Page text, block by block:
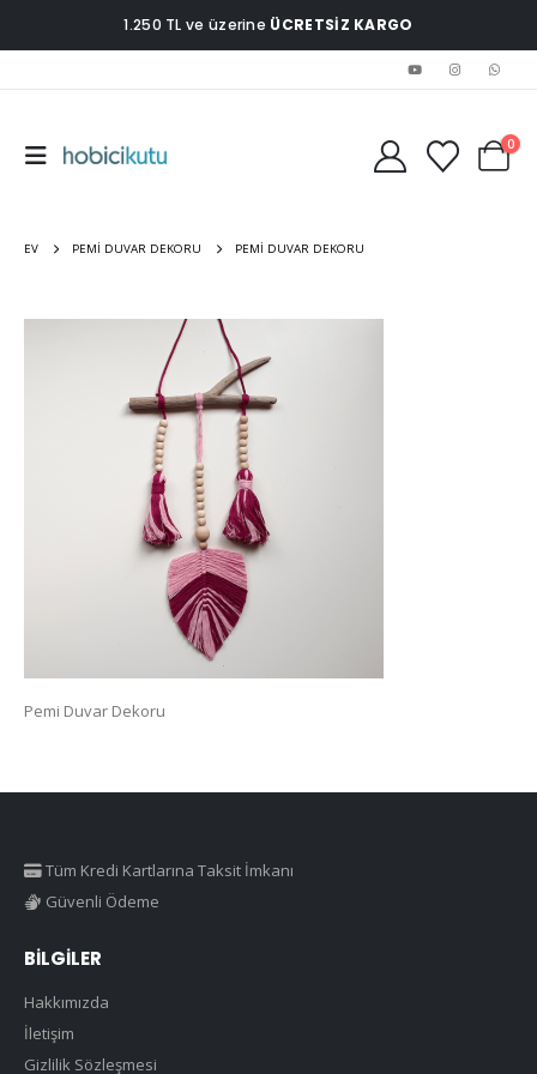
1.250 TL ve üzerine ÜCRETSİZ KARGO
0
EV PEMI DUVAR DEKORU PEMI DUVAR DEKORU
Pemi Duvar Dekoru
Tüm Kredi Kartlarına Taksit İmkanı
Güvenli Ödeme
BILGILER
Hakkımızda
İletişim
Gizlilik Sözleşmesi